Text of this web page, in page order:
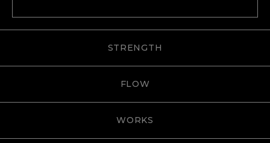
STRENGTH
FLOW
WORKS